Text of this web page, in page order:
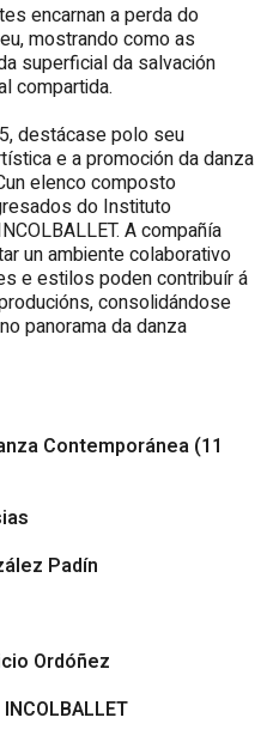
encarnan a perda do
mostrando como as
superficial da salvación
compartida.
destácase polo seu
e a promoción da danza
elenco composto
do Instituto
A compañía
un ambiente colaborativo
e estilos poden contribuír á
consolidándose
panorama da danza
Contemporánea (11
Padín
Ordóñez